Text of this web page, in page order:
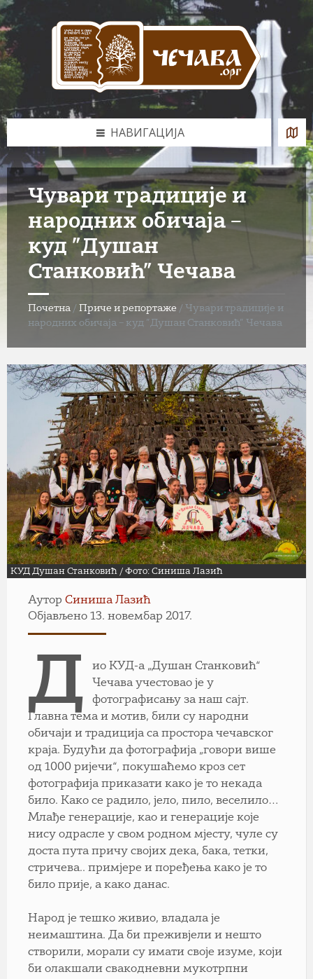
Skip
to
content
Skip
to
left
sidebar
Skip
to
footer
НАВИГАЦИЈА
Чувари традиције и
народних обичаја –
куд ”Душан
Станковић” Чечава
Почетна / Приче и репортаже / Чувари традиције и
народних обичаја – куд ”Душан Станковић” Чечава
КУД Душан Станковић / Фото: Синиша Лазић
Аутор Синиша Лазић
Објављено 13. новембар 2017.
Д
ио КУД-а „Душан Станковић“
Чечава учестовао је у
фотографисању за наш сајт.
Главна тема и мотив, били су народни
обичаји и традиција са простора чечавског
краја. Будући да фотографија „говори више
од 1000 ријечи“, покушаћемо кроз сет
фотографија приказати како је то некада
било. Како се радило, јело, пило, веселило…
Млађе генерације, као и генерације које
нису одрасле у свом родном мјесту, чуле су
доста пута причу својих дека, бака, тетки,
стричева.. примјере и поређења како је то
било прије, а како данас.
Народ је тешко живио, владала је
неимаштина. Да би преживјели и нешто
створили, морали су имати своје изуме, који
би олакшали свакодневни мукотрпни